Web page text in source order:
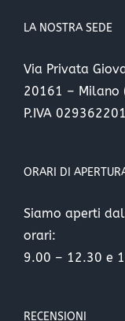
LA NOSTRA SEDE
Via Privata
20161 – Milano
P.IVA
ORARI DI
Siamo aperti
orari:
9.00 – 12.30 e
RECENSIONI